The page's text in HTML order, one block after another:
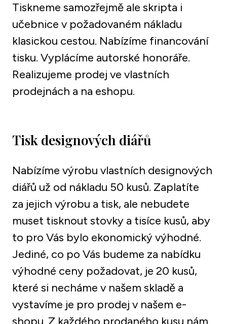
Tiskneme samozřejmě ale skripta i
učebnice v požadovaném nákladu
klasickou cestou. Nabízíme financování
tisku. Vyplácíme autorské honoráře.
Realizujeme prodej ve vlastních
prodejnách a na eshopu.
Tisk designových diářů
Nabízíme výrobu vlastních designových
diářů už od nákladu 50 kusů. Zaplatíte
za jejich výrobu a tisk, ale nebudete
muset tisknout stovky a tisíce kusů, aby
to pro Vás bylo ekonomický výhodné.
Jediné, co po Vás budeme za nabídku
výhodné ceny požadovat, je 20 kusů,
které si necháme v našem skladě a
vystavíme je pro prodej v našem e-
shopu. Z každého prodaného kusu nám